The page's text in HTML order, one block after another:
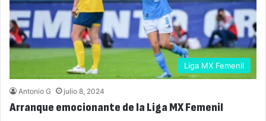
Liga MX Femenil
Antonio G julio 8, 2024
Arranque emocionante de la Liga MX Femenil